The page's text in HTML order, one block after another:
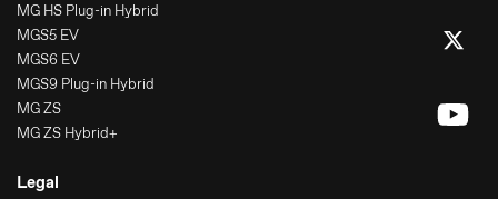
MG HS Plug-in Hybrid
MGS5 EV
MGS6 EV
MGS9 Plug-in Hybrid
MG ZS
MG ZS Hybrid+
Legal